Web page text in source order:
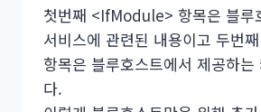
첫번째 <IfModule> 항목은 블루
서비스에 관련된 내용이고 두번
항목은 블루호스트에서 제공하는
다.